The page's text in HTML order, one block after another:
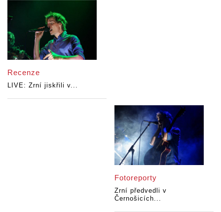
Recenze
LIVE: Zrní jiskřili v...
Fotoreporty
Zrní předvedli v
Černošicích...